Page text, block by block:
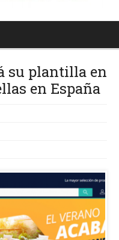
su plantilla en
en España